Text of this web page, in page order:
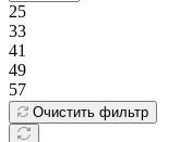
25
33
41
49
57
Очистить фильтр